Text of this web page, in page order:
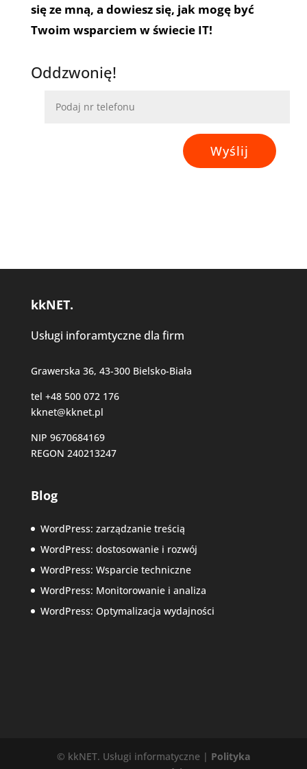
się ze mną, a dowiesz się, jak mogę być
Twoim wsparciem w świecie IT!
Oddzwonię!
Wyślij
kkNET.
Usługi inforamtyczne dla firm
Grawerska 36, 43-300 Bielsko-Biała
tel +48 500 072 176
kknet@kknet.pl
NIP 9670684169
REGON 240213247
Blog
WordPress: zarządzanie treścią
WordPress: dostosowanie i rozwój
WordPress: Wsparcie techniczne
WordPress: Monitorowanie i analiza
WordPress: Optymalizacja wydajności
© kkNET. Usługi informatyczne | Polityka